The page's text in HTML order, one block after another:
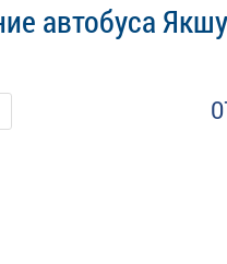
автобуса